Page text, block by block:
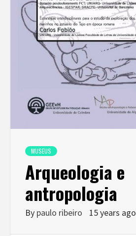
MUSEUS
Arqueologia e
antropologia
By paulo ribeiro 15 years ago